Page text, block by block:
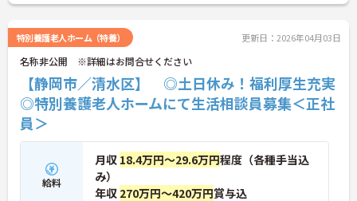
特別養護老人ホーム（特養） 更新日：2026年04月03日
名称非公開 ※詳細はお問合せください
【静岡市／清水区】 ◎土日休み！福利厚生充実
◎特別養護老人ホームにて生活相談員募集＜正社
員＞
給料
月収 18.4万円～29.6万円程度（各種手当込
み）
年収 270万円～420万円賞与込